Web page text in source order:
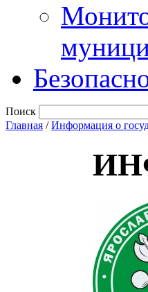
Поиск
Главная /Информация о